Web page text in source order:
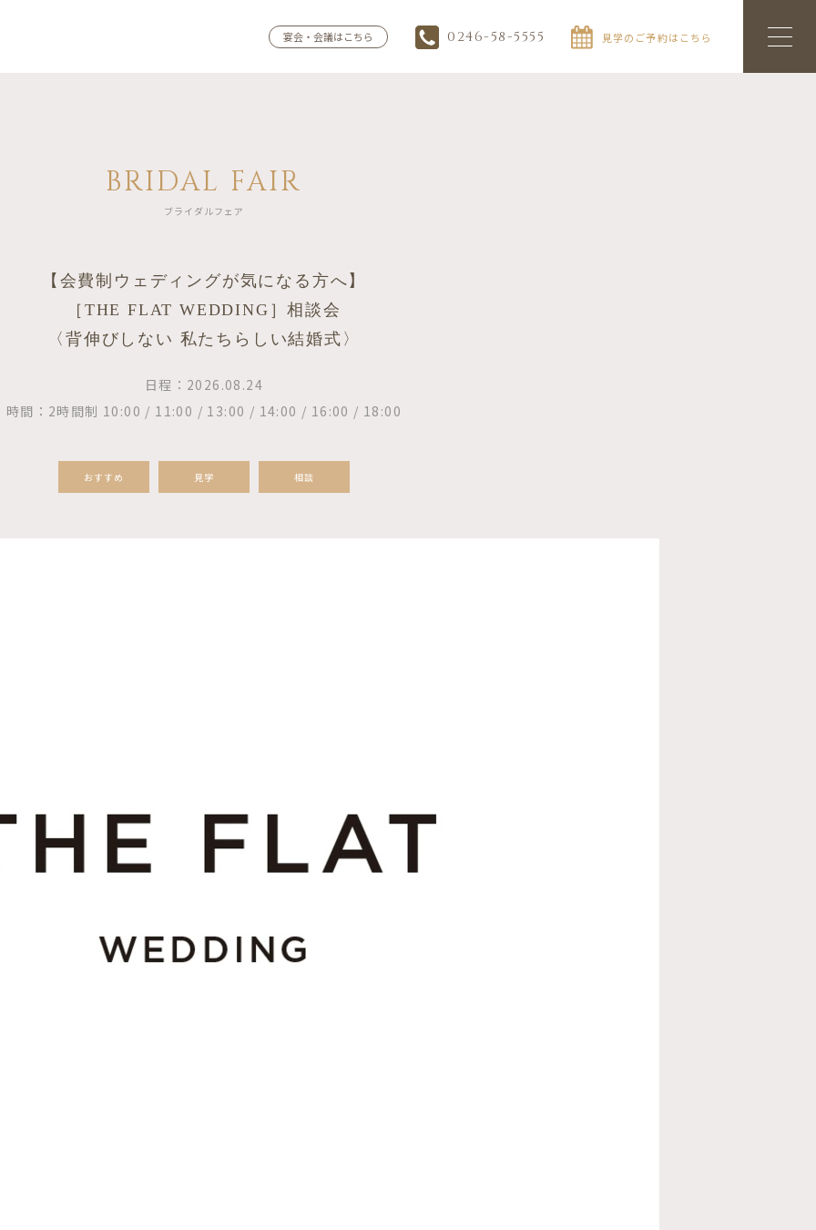
宴会・会議はこちら 0246-58-5555 見学のご予約はこちら
BRIDAL FAIR
ブライダルフェア
【会費制ウェディングが気になる方へ】
［THE FLAT WEDDING］相談会
〈背伸びしない 私たちらしい結婚式〉
日程：2026.08.24
時間：2時間制 10:00 / 11:00 / 13:00 / 14:00 / 16:00 / 18:00
おすすめ 見学 相談